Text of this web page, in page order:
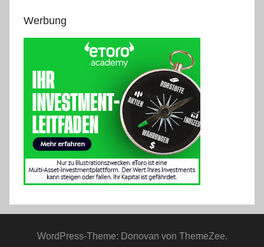
Werbung
WordPress-Theme: Donovan von ThemeZee.